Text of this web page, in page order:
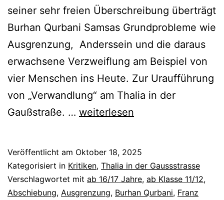
seiner sehr freien Überschreibung überträgt
Burhan Qurbani Samsas Grundprobleme wie
Ausgrenzung, Anderssein und die daraus
erwachsene Verzweiflung am Beispiel von
vier Menschen ins Heute. Zur Uraufführung
von „Verwandlung“ am Thalia in der
Gaußstraße. … Verwandlung
weiterlesen
Veröffentlicht am Oktober 18, 2025
Kategorisiert in Kritiken, Thalia in der Gaussstrasse
Verschlagwortet mit ab 16/17 Jahre, ab Klasse 11/12,
Abschiebung, Ausgrenzung, Burhan Qurbani, Franz